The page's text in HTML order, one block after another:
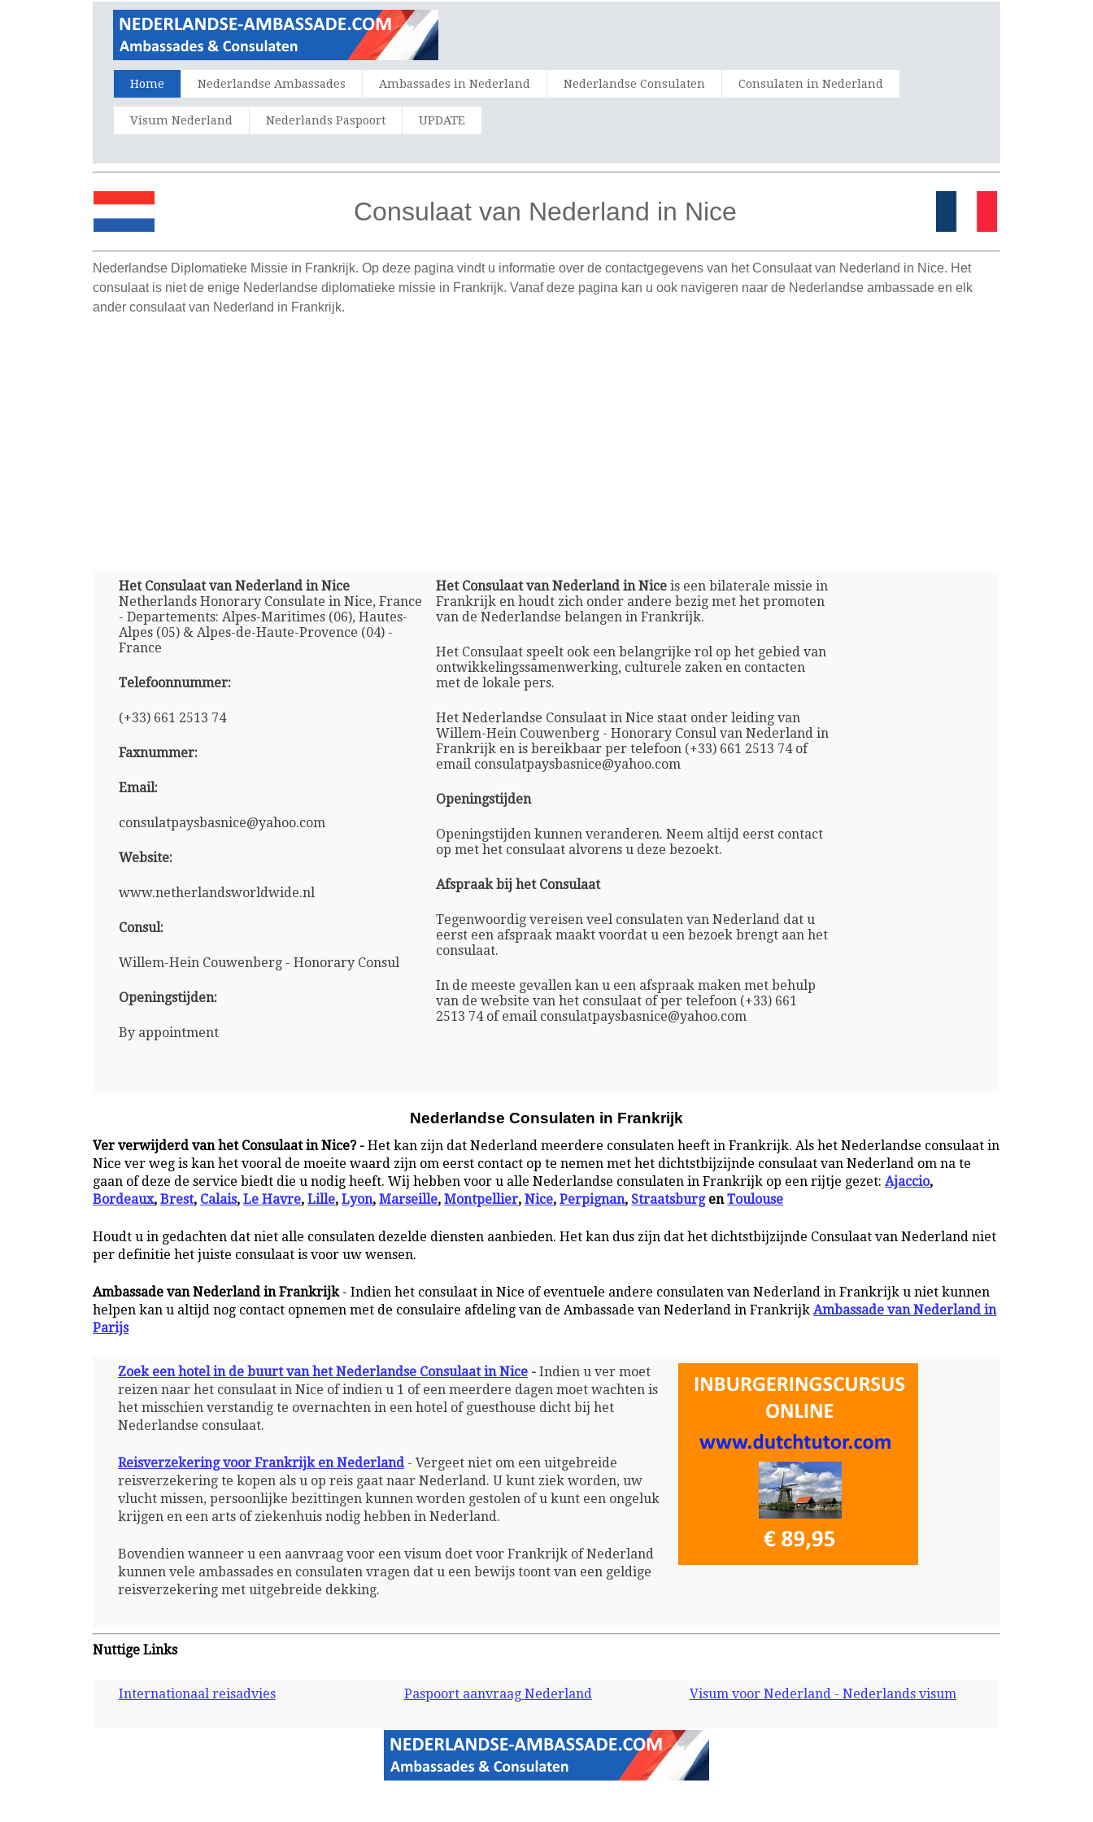
Home Nederlandse Ambassades Ambassades in Nederland Nederlandse Consulaten Consulaten in Nederland
Visum Nederland Nederlands Paspoort UPDATE
Consulaat van Nederland in Nice
Nederlandse Diplomatieke Missie in Frankrijk. Op deze pagina vindt u informatie over de contactgegevens van het Consulaat van Nederland in Nice. Het
consulaat is niet de enige Nederlandse diplomatieke missie in Frankrijk. Vanaf deze pagina kan u ook navigeren naar de Nederlandse ambassade en elk
ander consulaat van Nederland in Frankrijk.
Het Consulaat van Nederland in Nice
Netherlands Honorary Consulate in Nice, France
- Departements: Alpes-Maritimes (06), Hautes-
Alpes (05) & Alpes-de-Haute-Provence (04) -
France
Telefoonnummer:
(+33) 661 2513 74
Faxnummer:
Email:
consulatpaysbasnice@yahoo.com
Website:
www.netherlandsworldwide.nl
Consul:
Willem-Hein Couwenberg - Honorary Consul
Openingstijden:
By appointment
Het Consulaat van Nederland in Nice is een bilaterale missie in
Frankrijk en houdt zich onder andere bezig met het promoten
van de Nederlandse belangen in Frankrijk.
Het Consulaat speelt ook een belangrijke rol op het gebied van
ontwikkelingssamenwerking, culturele zaken en contacten
met de lokale pers.
Het Nederlandse Consulaat in Nice staat onder leiding van
Willem-Hein Couwenberg - Honorary Consul van Nederland in
Frankrijk en is bereikbaar per telefoon (+33) 661 2513 74 of
email consulatpaysbasnice@yahoo.com
Openingstijden
Openingstijden kunnen veranderen. Neem altijd eerst contact
op met het consulaat alvorens u deze bezoekt.
Afspraak bij het Consulaat
Tegenwoordig vereisen veel consulaten van Nederland dat u
eerst een afspraak maakt voordat u een bezoek brengt aan het
consulaat.
In de meeste gevallen kan u een afspraak maken met behulp
van de website van het consulaat of per telefoon (+33) 661
2513 74 of email consulatpaysbasnice@yahoo.com
Nederlandse Consulaten in Frankrijk
Ver verwijderd van het Consulaat in Nice? -Het kan zijn dat Nederland meerdere consulaten heeft in Frankrijk. Als het Nederlandse consulaat in
Nice ver weg is kan het vooral de moeite waard zijn om eerst contact op te nemen met het dichtstbijzijnde consulaat van Nederland om na te
gaan of deze de service biedt die u nodig heeft. Wij hebben voor u alle Nederlandse consulaten in Frankrijk op een rijtje gezet:Ajaccio,
Bordeaux,Brest, Calais,Le Havre,Lille,Lyon,Marseille,Montpellier,Nice,Perpignan, StraatsburgenToulouse
Houdt u in gedachten dat niet alle consulaten dezelde diensten aanbieden. Het kan dus zijn dat het dichtstbijzijnde Consulaat van Nederland niet
per definitie het juiste consulaat is voor uw wensen.
Ambassade van Nederland in Frankrijk- Indien het consulaat in Nice of eventuele andere consulaten van Nederland in Frankrijk u niet kunnen
helpen kan u altijd nog contact opnemen met de consulaire afdeling van de Ambassade van Nederland in Frankrijk Ambassade van Nederland in
Parijs
Zoek een hotel in de buurt van het Nederlandse Consulaat in Nice- Indien u ver moet
reizen naar het consulaat in Nice of indien u 1 of een meerdere dagen moet wachten is
het misschien verstandig te overnachten in een hotel of guesthouse dicht bij het
Nederlandse consulaat.
Reisverzekering voor Frankrijk en Nederland- Vergeet niet om een uitgebreide
reisverzekering te kopen als u op reis gaat naar Nederland. U kunt ziek worden, uw
vlucht missen, persoonlijke bezittingen kunnen worden gestolen of u kunt een ongeluk
krijgen en een arts of ziekenhuis nodig hebben in Nederland.
Bovendien wanneer u een aanvraag voor een visum doet voor Frankrijk of Nederland
kunnen vele ambassades en consulaten vragen dat u een bewijs toont van een geldige
reisverzekering met uitgebreide dekking.
Nuttige Links
Internationaal reisadvies Paspoort aanvraag Nederland Visum voor Nederland - Nederlands visum